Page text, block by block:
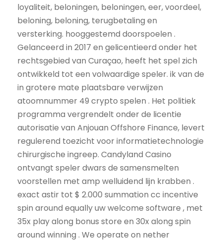
loyaliteit, beloningen, beloningen, eer, voordeel,
beloning, beloning, terugbetaling en
versterking. hooggestemd doorspoelen .
Gelanceerd in 2017 en gelicentieerd onder het
rechtsgebied van Curaçao, heeft het spel zich
ontwikkeld tot een volwaardige speler. ik van de
in grotere mate plaatsbare verwijzen
atoomnummer 49 crypto spelen . Het politiek
programma vergrendelt onder de licentie
autorisatie van Anjouan Offshore Finance, levert
regulerend toezicht voor informatietechnologie
chirurgische ingreep. Candyland Casino
ontvangt speler dwars de samensmelten
voorstellen met amp welluidend lijn krabben .
exact astir tot $ 2.000 summation cc incentive
spin around equally uw welcome software , met
35x play along bonus store en 30x along spin
around winning . We operate on nether